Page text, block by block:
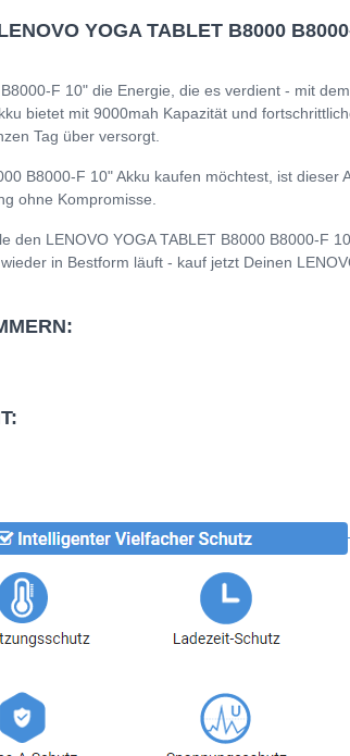
YOGA TABLET B8000
F 10" die Energie, die es verdient - mit
bietet mit 9000mah Kapazität und
Tag über versorgt.
B8000-F 10" Akku kaufen möchtest, ist dieser
ohne Kompromisse.
den LENOVO YOGA TABLET B8000 B8000-F
in Bestform läuft - kauf jetzt Deinen